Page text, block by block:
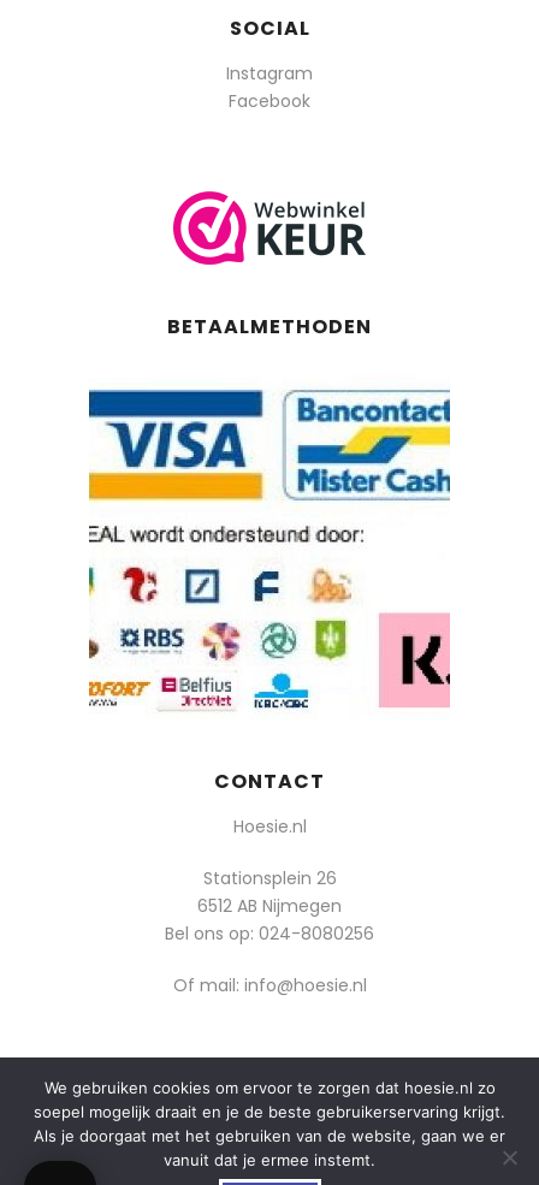
SOCIAL
Instagram
Facebook
BETAALMETHODEN
CONTACT
Hoesie.nl
Stationsplein 26
6512 AB Nijmegen
Bel ons op: 024-8080256
Of mail: info@hoesie.nl
© 2014-2025 Boozt - Hoesie.nl. All rights reserved.
algemene voorwaarden
privacy
We gebruiken cookies om ervoor te zorgen dat hoesie.nl zo
soepel mogelijk draait en je de beste gebruikerservaring krijgt.
Als je doorgaat met het gebruiken van de website, gaan we er
vanuit dat je ermee instemt.